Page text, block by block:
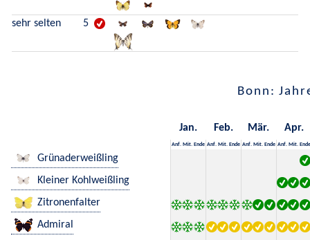
sehr selten 5
Bonn:
Jan. Feb. Mär. Apr.
Anf. Mit. Ende Anf. Mit. Ende Anf. Mit. Ende Anf. Mit. Ende
Grünaderweißling
Kleiner Kohlweißling
Zitronenfalter
Admiral